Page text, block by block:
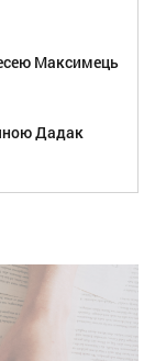
Максимець
Дадак